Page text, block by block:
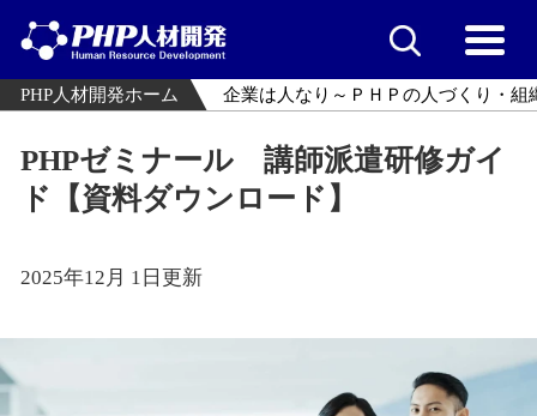
PHP人材開発ホーム 企業は人なり～ＰＨＰの人づくり・組
PHPゼミナール 講師派遣研修ガイ
ド【資料ダウンロード】
2025年12月 1日更新